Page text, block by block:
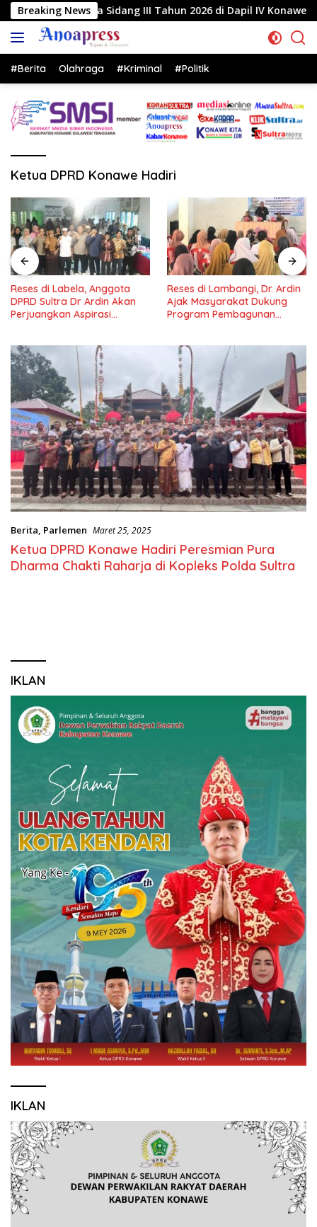
Langsung
ke
konten
Breaking News
Sidang III Tahun 2026 di Dapil IV Konawe Reses di
#Berita Olahraga #Kriminal #Politik
Ketua DPRD Konawe Hadiri
Reses di Labela, Anggota
DPRD Sultra Dr Ardin Akan
Perjuangkan Aspirasi
Reses di Lambangi, Dr. Ardin
Ajak Masyarakat Dukung
Program Pembagunan
Berita, Parlemen Maret 25, 2025
Ketua DPRD Konawe Hadiri Peresmian Pura
Dharma Chakti Raharja di Kopleks Polda Sultra
IKLAN
IKLAN